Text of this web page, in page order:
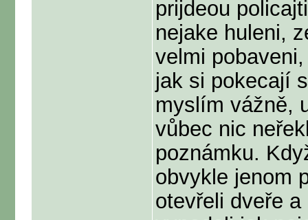
prijdeou
nejake huleni,
velmi
jak si pokecají
myslím vážně,
vůbec nic
poznámku.
obvykle jenom
otevřeli dveře